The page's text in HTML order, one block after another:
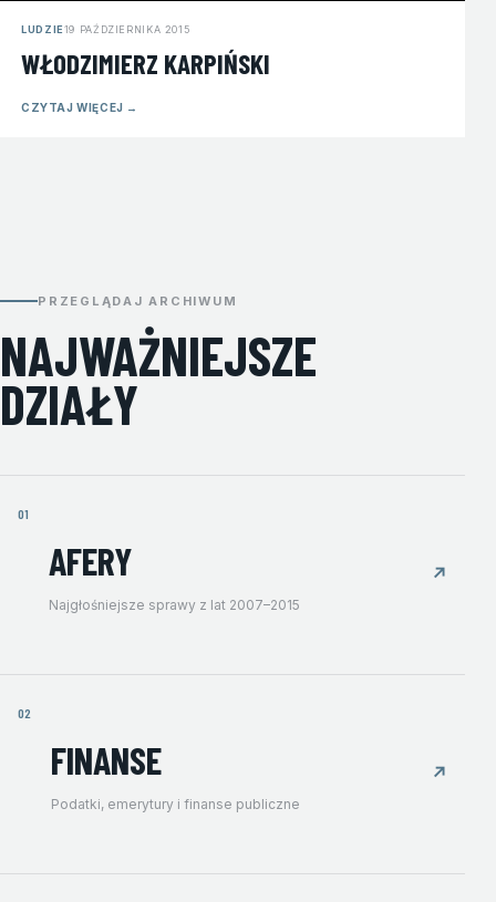
LUDZIE19 PAŹDZIERNIKA 2015
WŁODZIMIERZ KARPIŃSKI
CZYTAJ WIĘCEJ →
PRZEGLĄDAJ ARCHIWUM
NAJWAŻNIEJSZE
DZIAŁY
01
AFERY
Najgłośniejsze sprawy z lat 2007–2015
↗
02
FINANSE
Podatki, emerytury i finanse publiczne
↗